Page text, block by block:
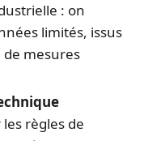
: on
limités, issus
mesures
règles de